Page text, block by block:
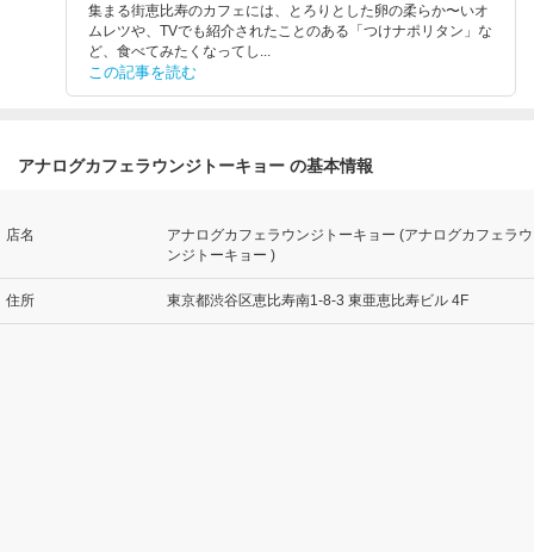
集まる街恵比寿のカフェには、とろりとした卵の柔らか〜いオ
ムレツや、TVでも紹介されたことのある「つけナポリタン」な
ど、食べてみたくなってし...
この記事を読む
アナログカフェラウンジトーキョー の基本情報
店名
アナログカフェラウンジトーキョー (アナログカフェラウ
ンジトーキョー )
住所 東京都渋谷区恵比寿南1-8-3 東亜恵比寿ビル 4F